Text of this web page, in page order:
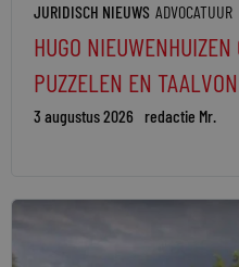
JURIDISCH NIEUWS ADVOCATUUR
HUGO
PUZZELEN EN
3 augustus 2026 redactie Mr.